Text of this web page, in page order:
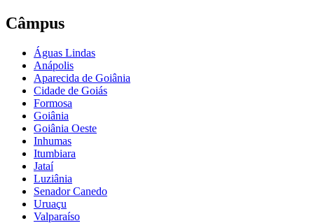
Câmpus
Águas Lindas
Anápolis
Aparecida de Goiânia
Cidade de Goiás
Formosa
Goiânia
Goiânia Oeste
Inhumas
Itumbiara
Jataí
Luziânia
Senador Canedo
Uruaçu
Valparaíso